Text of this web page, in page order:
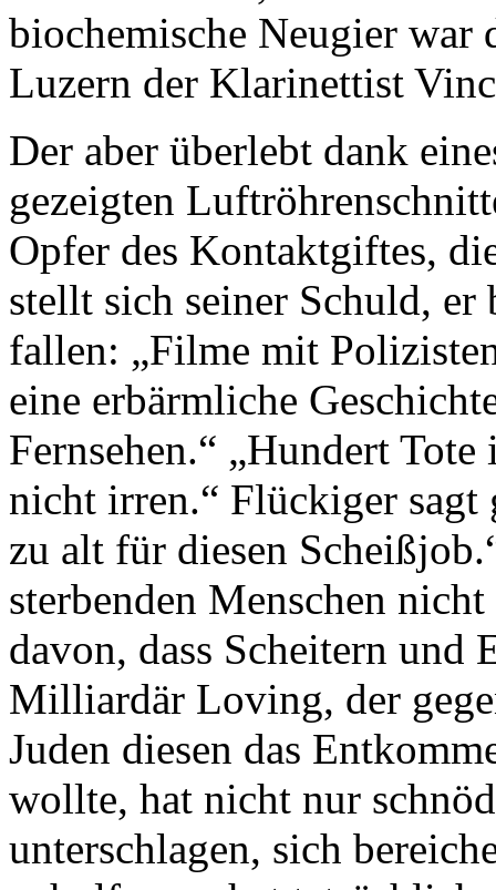
biochemische Neugier war
Luzern der Klarinettist
Der aber überlebt dank
gezeigten
Opfer des Kontaktgiftes,
stellt sich seiner Schuld, er
fallen: „Filme mit
eine erbärmliche
Fernsehen.“ „Hundert
nicht irren.“ Flückiger sagt
zu alt für diesen
sterbenden Menschen
davon, dass Scheitern und
Milliardär Loving, der
Juden diesen das
wollte, hat nicht nur
unterschlagen, sich